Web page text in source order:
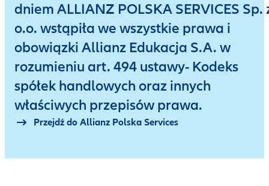
dniem ALLIANZ POLSKA SERVICES Sp.
o.o. wstąpiła we wszystkie prawa i
obowiązki Allianz Edukacja S.A. w
rozumieniu art. 494 ustawy- Kodeks
spółek handlowych oraz innych
właściwych przepisów prawa.
Przejdź do Allianz Polska Services